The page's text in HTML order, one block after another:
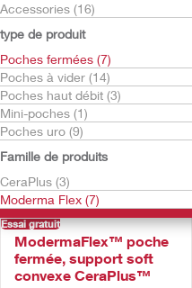
Accessories (16)
type de produit
Poches fermées (7)
Poches à vider (14)
Poches haut débit (3)
Mini-poches (1)
Poches uro (9)
Famille de produits
CeraPlus (3)
Moderma Flex (7)
Essai gratuit
ModermaFlex™ poche
fermée, support soft
convexe CeraPlus™